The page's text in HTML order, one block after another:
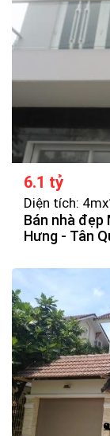
6.1 tỷ
Diện tích:
Bán nhà đẹp
Hưng - Tân